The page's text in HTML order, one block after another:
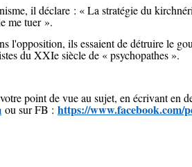
il déclare : « La stratégie du
me tuer ».
l'opposition, ils essaient de détruire le
du XXIe siècle de « psychopathes ».
point de vue au sujet, en écrivant en
ou sur FB : https://www.facebook.com/